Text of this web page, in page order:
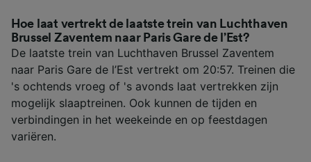
Hoe laat vertrekt de laatste trein van Luchthaven
Brussel Zaventem naar Paris Gare de l’Est?
De laatste trein van Luchthaven Brussel Zaventem
naar Paris Gare de l’Est vertrekt om 20:57. Treinen die
's ochtends vroeg of 's avonds laat vertrekken zijn
mogelijk slaaptreinen. Ook kunnen de tijden en
verbindingen in het weekeinde en op feestdagen
variëren.